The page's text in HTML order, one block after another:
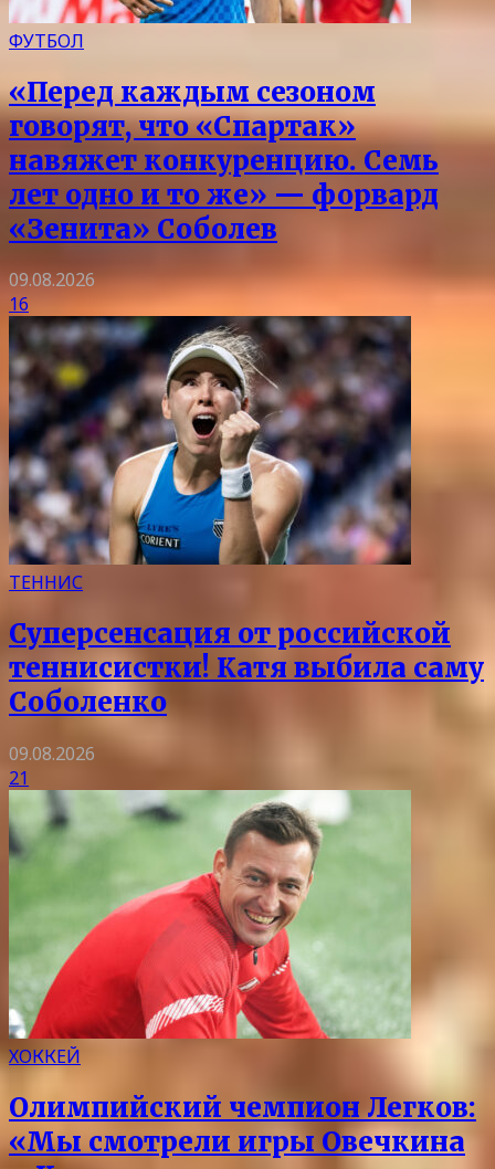
ФУТБОЛ
«Перед каждым сезоном
говорят, что «Спартак»
навяжет конкуренцию. Семь
лет одно и то же» — форвард
«Зенита» Соболев
09.08.2026
16
ТЕННИС
Суперсенсация от российской
теннисистки! Катя выбила саму
Соболенко
09.08.2026
21
ХОККЕЙ
Олимпийский чемпион Легков:
«Мы смотрели игры Овечкина